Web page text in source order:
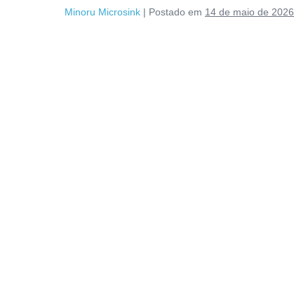
Minoru Microsink | Postado em 14 de maio de 2026